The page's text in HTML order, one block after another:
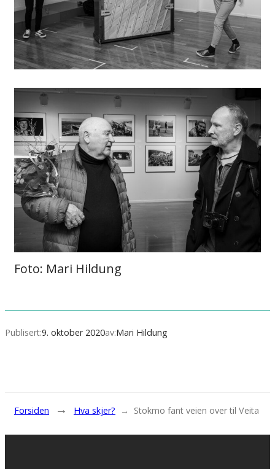
Foto: Mari Hildung
Publisert:9. oktober 2020av:Mari Hildung
Forsiden → Hva skjer? → Stokmo fant veien over til Veita